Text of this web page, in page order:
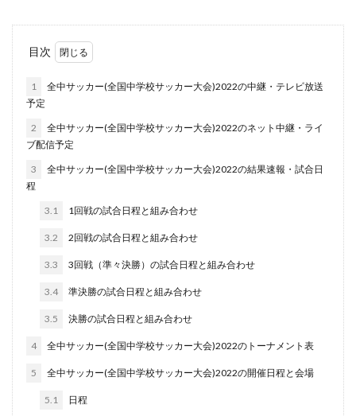
目次
1
全中サッカー(全国中学校サッカー大会)2022の中継・テレビ放送
予定
2
全中サッカー(全国中学校サッカー大会)2022のネット中継・ライ
ブ配信予定
3
全中サッカー(全国中学校サッカー大会)2022の結果速報・試合日
程
3.1 1回戦の試合日程と組み合わせ
3.2 2回戦の試合日程と組み合わせ
3.3 3回戦（準々決勝）の試合日程と組み合わせ
3.4 準決勝の試合日程と組み合わせ
3.5 決勝の試合日程と組み合わせ
4 全中サッカー(全国中学校サッカー大会)2022のトーナメント表
5 全中サッカー(全国中学校サッカー大会)2022の開催日程と会場
5.1 日程